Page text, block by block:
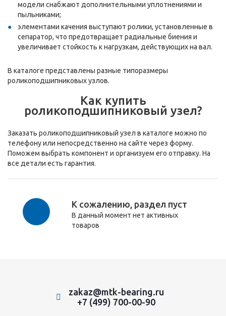
модели снабжают дополнительными уплотнениями и
пыльниками;
элементами качения выступают ролики, установленные в
сепаратор, что предотвращает радиальные биения и
увеличивает стойкость к нагрузкам, действующих на вал.
В каталоге представлены разные типоразмеры
роликоподшипниковых узлов.
Как купить
роликоподшипниковый узел?
Заказать роликоподшипниковый узел в каталоге можно по
телефону или непосредственно на сайте через форму.
Поможем выбрать компонент и организуем его отправку. На
все детали есть гарантия.
К сожалению, раздел пуст
В данный момент нет активных
товаров
zakaz@mtk-bearing.ru
+7 (499) 700-00-90